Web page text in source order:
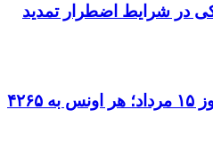
در شرایط اضطرار تمدید
قیمت جهانی طلا امروز ۱۵ مرداد؛ هر اونس به ۴۲۶۵